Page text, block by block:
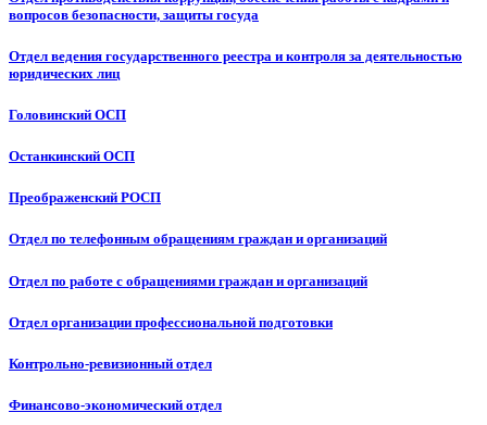
вопросов безопасности, защиты госуда
Отдел ведения государственного реестра и контроля за деятельностью
юридических лиц
Головинский ОСП
Останкинский ОСП
Преображенский РОСП
Отдел по телефонным обращениям граждан и организаций
Отдел по работе с обращениями граждан и организаций
Отдел организации профессиональной подготовки
Контрольно-ревизионный отдел
Финансово-экономический отдел